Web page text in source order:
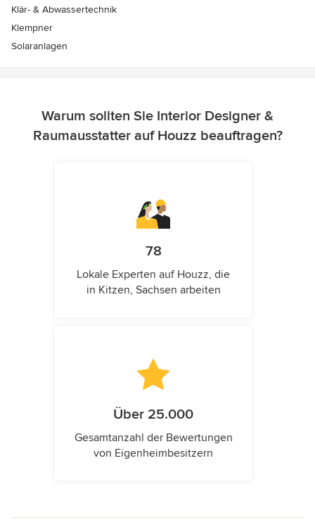
Klär- & Abwassertechnik
Klempner
Solaranlagen
Warum sollten Sie Interior Designer &
Raumausstatter auf Houzz beauftragen?
78
Lokale Experten auf Houzz, die
in Kitzen, Sachsen arbeiten
Über 25.000
Gesamtanzahl der Bewertungen
von Eigenheimbesitzern